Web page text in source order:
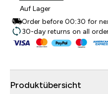
Auf Lager
Order before 00:30 for
30-day returns on all
Produktübersicht